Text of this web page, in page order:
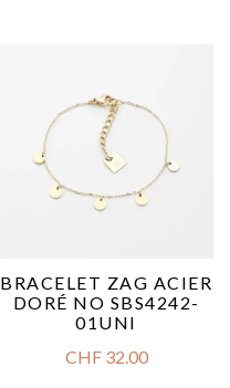
BRACELET ZAG ACIER
DORÉ NO SBS4242-
01UNI
CHF32.00